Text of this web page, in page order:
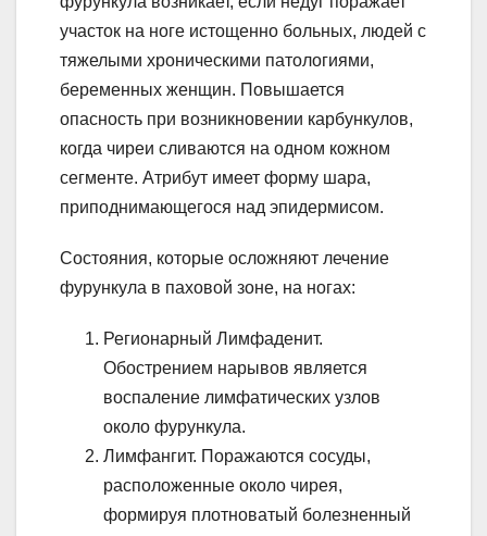
участок на ноге истощенно больных, людей с
тяжелыми хроническими патологиями,
беременных женщин. Повышается
опасность при возникновении карбункулов,
когда чиреи сливаются на одном кожном
сегменте. Атрибут имеет форму шара,
приподнимающегося над эпидермисом.
Состояния, которые осложняют лечение
фурункула в паховой зоне, на ногах:
Регионарный Лимфаденит.
Обострением нарывов является
воспаление лимфатических узлов
около фурункула.
Лимфангит. Поражаются сосуды,
расположенные около чирея,
формируя плотноватый болезненный